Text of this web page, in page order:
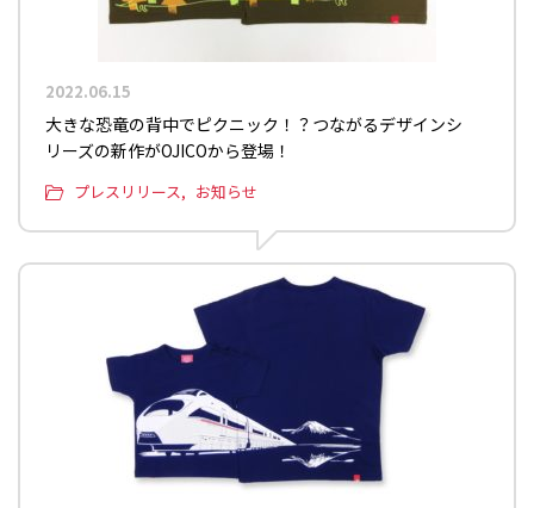
2022.06.15
大きな恐竜の背中でピクニック！？つながるデザインシ
リーズの新作がOJICOから登場！
プレスリリース お知らせ